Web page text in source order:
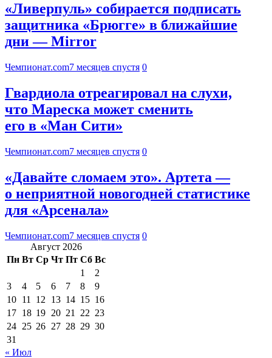
«Ливерпуль» собирается подписать
защитника «Брюгге» в ближайшие
дни — Mirror
Чемпионат.com7 месяцев спустя 0
Гвардиола отреагировал на слухи,
что Мареска может сменить
его в «Ман Сити»
Чемпионат.com7 месяцев спустя 0
«Давайте сломаем это». Артета —
о неприятной новогодней статистике
для «Арсенала»
Чемпионат.com7 месяцев спустя 0
Август 2026
Пн Вт Ср Чт Пт Сб Вс
1
2
3
4 5 6 7 8
9
10 11 12 13 14 15 16
17 18 19 20 21 22 23
24 25 26 27 28 29 30
31
« Июл